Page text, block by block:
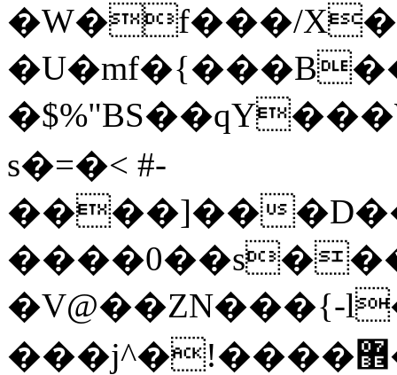
�W�f���/
s�=�< #-
����]��
�V@��ZN���{-
���j^�!����޾���)q��ߴ��S�